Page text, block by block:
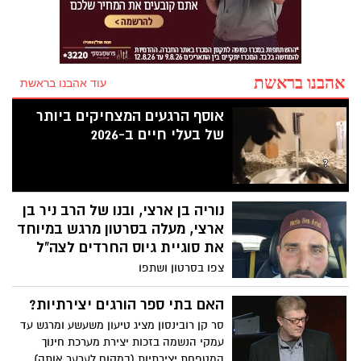
אהבנו בראשת עוד אהבנו בראשת
אוסף הרגעים המצחיקים ביותר
של בעלי חיים ב-2026
נוריה בן ארצי, ובנו של הרב ניר בן
ארצי, מעלה בסרטון מרגש במיוחד
את סוגיית גיוס החרדים לצה"ל
צפו בסרטון ושתפו
האם בתי ספר הורגים יצירתיות?
סר קן רובינסון מציג טיעון משעשע ומרגש עד
עמקי הנשמה בזכות יצירת מערכת חינוך